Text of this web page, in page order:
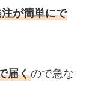
が簡単にで
届くので急な